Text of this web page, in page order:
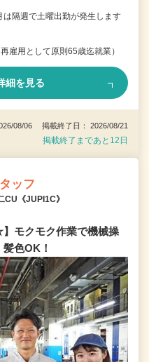
隔週で土曜出勤が発生します
雇用として原則65歳迄就業）
細を見る
08/06 掲載終了日： 2026/08/21
掲載終了まであと12日
ッフ
CU《JUPI1C》
モクモク作業で機械操
色OK！